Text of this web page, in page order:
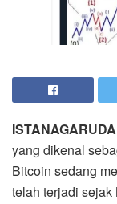
yang dikenal
Bitcoin sedang
telah terjadi sejak